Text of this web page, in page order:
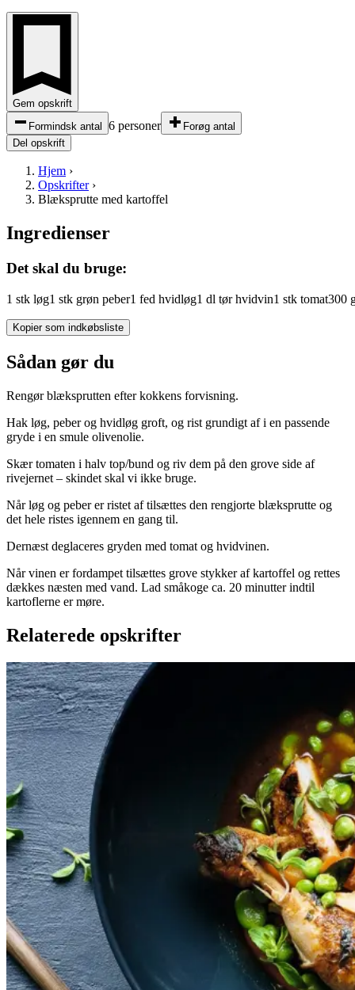
Gem opskrift
Formindsk antal
6 personer
Forøg antal
Del opskrift
Hjem ›
Opskrifter›
Blæksprutte med kartoffel
Ingredienser
Det skal du bruge:
1 stk løg1 stk grøn peber1 fed hvidløg1 dl tør hvidvin1 stk tomat300
Kopier som indkøbsliste
Sådan gør du
Rengør blæksprutten efter kokkens forvisning.
Hak løg, peber og hvidløg groft, og rist grundigt af i en passende
gryde i en smule olivenolie.
Skær tomaten i halv top/bund og riv dem på den grove side af
rivejernet – skindet skal vi ikke bruge.
Når løg og peber er ristet af tilsættes den rengjorte blæksprutte og
det hele ristes igennem en gang til.
Dernæst deglaceres gryden med tomat og hvidvinen.
Når vinen er fordampet tilsættes grove stykker af kartoffel og rettes
dækkes næsten med vand. Lad småkoge ca. 20 minutter indtil
kartoflerne er møre.
Relaterede opskrifter
Gem opskrift
Aftensmad
Gustu i La Paz i Bolivia, der
drives af Melting Pot Fonden, og
som har Kamilla Seidler som
køkkenchef, har bidraget med
denne ret fra de bolivianske
højder. Det bolivianske køkken er
nok først og fremmest præget af
spanske indtryk, men med lokale